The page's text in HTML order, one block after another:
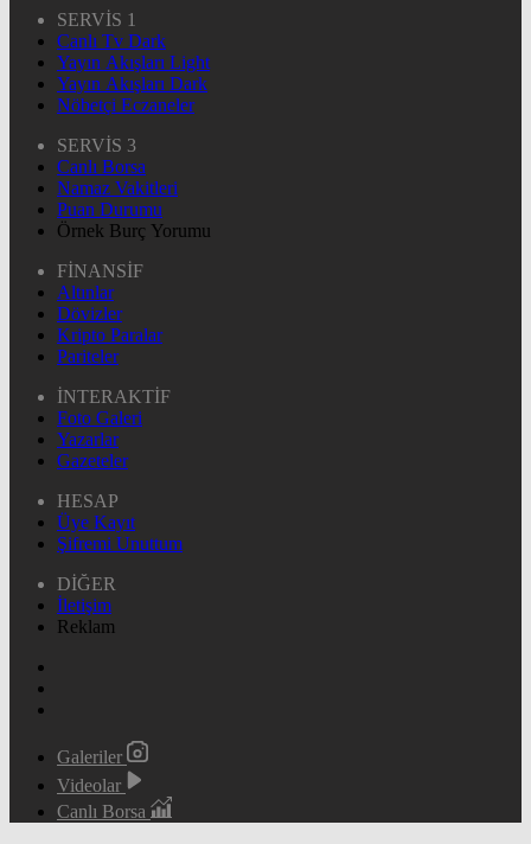
SERVİS 1
Canlı Tv Dark
Yayın Akışları Light
Yayın Akışları Dark
Nöbetçi Eczaneler
SERVİS 3
Canlı Borsa
Namaz Vakitleri
Puan Durumu
Örnek Burç Yorumu
FİNANSİF
Altınlar
Dövizler
Kripto Paralar
Pariteler
İNTERAKTİF
Foto Galeri
Yazarlar
Gazeteler
HESAP
Üye Kayıt
Şifremi Unuttum
DİĞER
İletişim
Reklam
Galeriler
Videolar
Canlı Borsa